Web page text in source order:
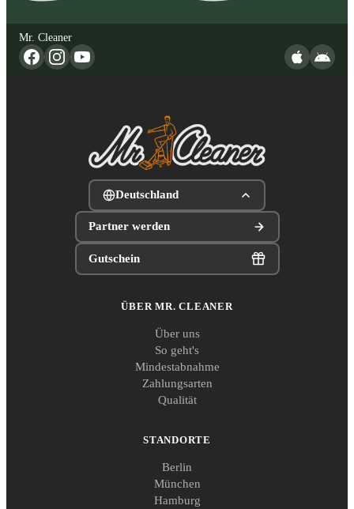
Mr. Cleaner
Deutschland
Partner werden
Gutschein
ÜBER MR. CLEANER
Über uns
So geht's
Mindestabnahme
Zahlungsarten
Qualität
STANDORTE
Berlin
München
Hamburg